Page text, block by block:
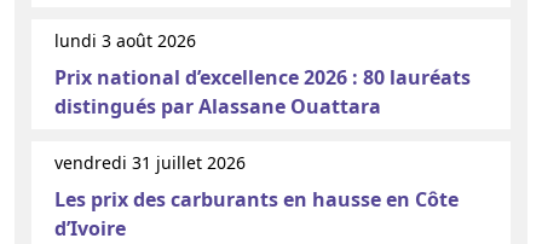
lundi 3 août 2026
Prix national d’excellence 2026 : 80 lauréats
distingués par Alassane Ouattara
vendredi 31 juillet 2026
Les prix des carburants en hausse en Côte
d’Ivoire